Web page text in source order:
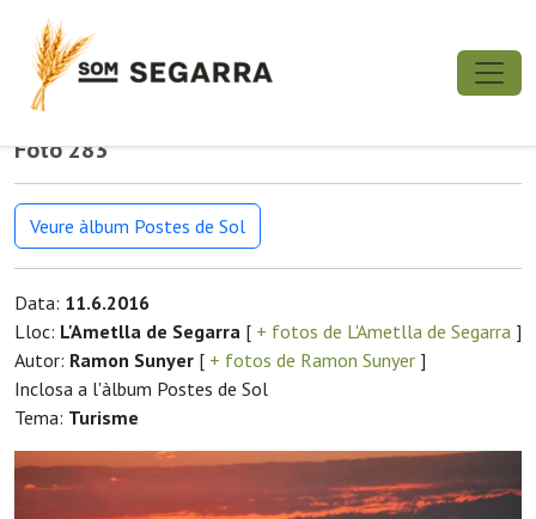
Foto 283
Veure àlbum Postes de Sol
Data: 11.6.2016
Lloc: L'Ametlla de Segarra [ + fotos de L'Ametlla de Segarra ]
Autor: Ramon Sunyer [ + fotos de Ramon Sunyer ]
Inclosa a l'àlbum Postes de Sol
Tema: Turisme